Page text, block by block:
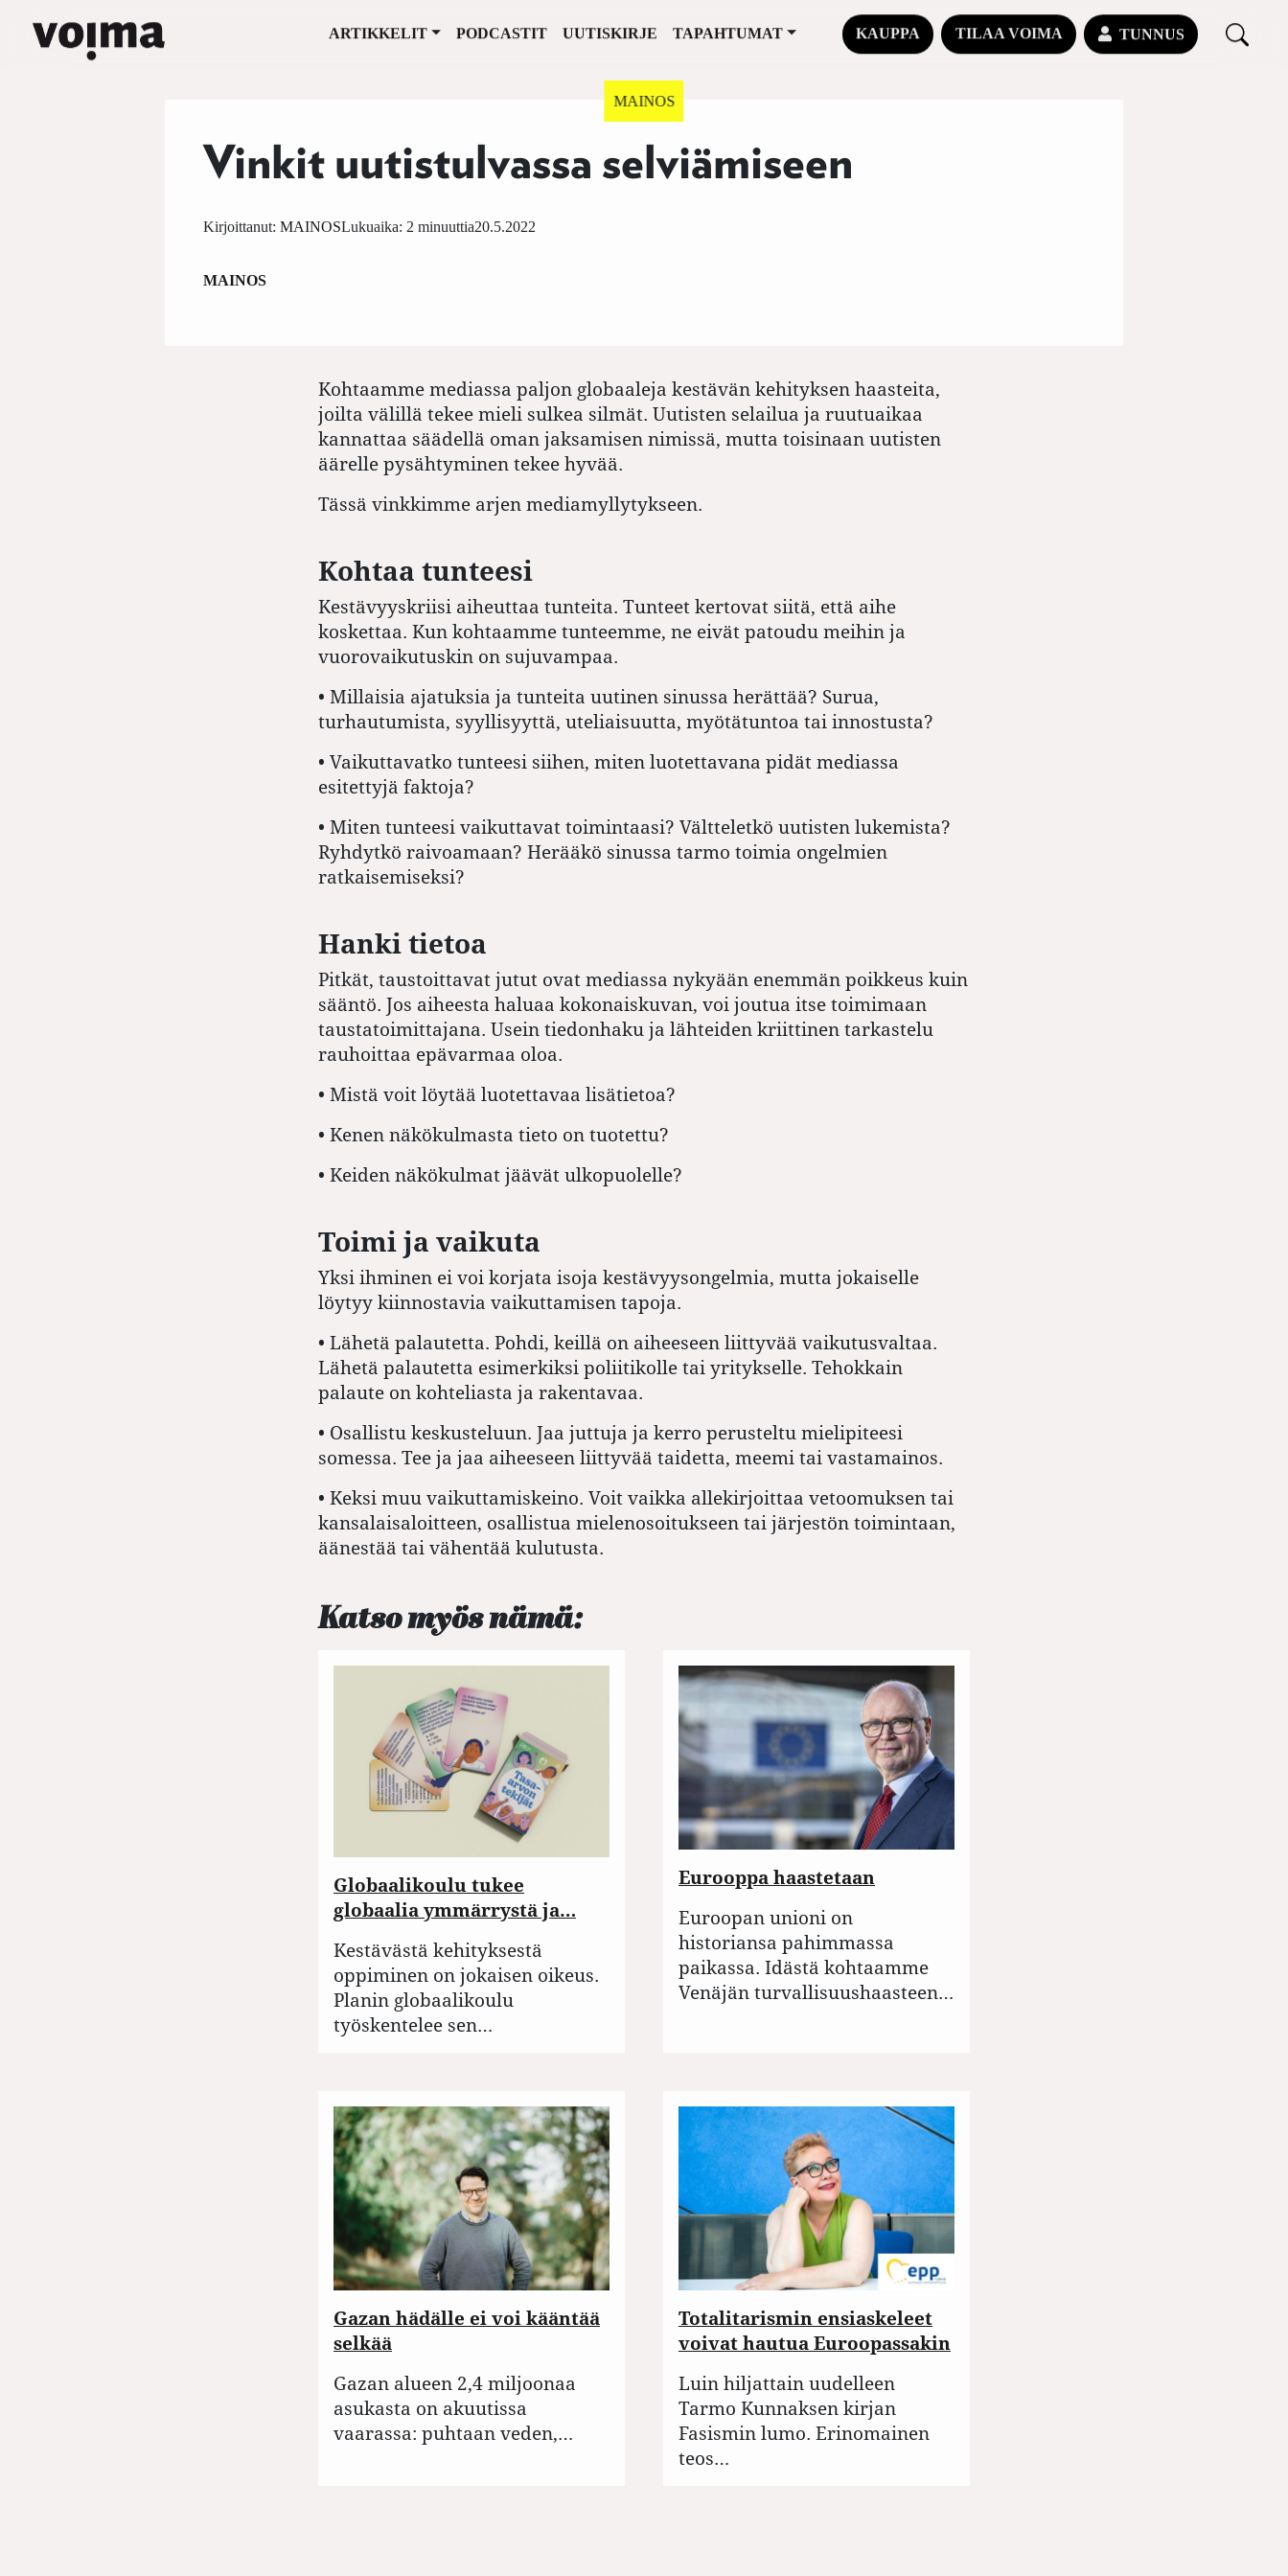
Siirry sisältöön
Päävalikko
ARTIKKELIT PODCASTIT UUTISKIRJE TAPAHTUMAT KAUPPA TILAA VOIMA TUNNUS
Vinkit uutistulvassa selviämiseen
20.5.2022
Kirjoittanut: MAINOSLukuaika: 2 minuuttia
MAINOS
Kohtaamme medias­sa paljon globaaleja kestävän kehityksen haasteita,
joilta välillä tekee mieli sulkea silmät. Uutisten selailua ja ruutuaikaa
kannattaa säädellä oman jaksamisen nimissä, mutta toisinaan uutisten
äärelle pysähtyminen tekee hyvää.
Tässä vinkkimme arjen mediamyllytykseen.
Kohtaa tunteesi
Kestävyyskriisi aiheuttaa tunteita. Tunteet kertovat siitä, että aihe
koskettaa. Kun kohtaamme tunteemme, ne eivät patoudu meihin ja
vuorovaikutuskin on sujuvampaa.
• Millaisia ajatuksia ja tunteita uutinen sinussa herättää? Surua,
turhautumista, syyllisyyttä, uteliaisuutta, myötätuntoa tai innostusta?
• Vaikuttavatko tunteesi siihen, miten luotettavana pidät mediassa
esitettyjä faktoja?
• Miten tunteesi vaikuttavat toimintaasi? Vältteletkö uutisten lukemista?
Ryhdytkö raivoamaan? Herääkö sinussa tarmo toimia ongelmien
ratkaisemiseksi?
Hanki tietoa
Pitkät, taustoittavat jutut ovat mediassa nykyään enemmän poikkeus kuin
sääntö. Jos aiheesta haluaa kokonaiskuvan, voi joutua itse toimimaan
taustatoimittajana. Usein tiedonhaku ja lähteiden kriittinen tarkastelu
rauhoittaa epävarmaa oloa.
• Mistä voit löytää luotettavaa lisätietoa?
• Kenen näkökulmasta tieto on tuotettu?
• Keiden näkökulmat jäävät ulkopuolelle?
Toimi ja vaikuta
Yksi ihminen ei voi korjata isoja kestävyysongelmia, mutta jokaiselle
löytyy kiinnostavia vaikuttamisen tapoja.
• Lähetä palautetta. Pohdi, keillä on aiheeseen liittyvää vaikutusvaltaa.
Lähetä palautetta esi­merkiksi poliitikolle tai yritykselle. Tehokkain
palaute on kohteliasta ja rakentavaa.
• Osallistu keskusteluun. Jaa juttuja ja kerro perusteltu mielipiteesi
somessa. Tee ja jaa aiheeseen liittyvää taidetta, meemi tai vastamainos.
• Keksi muu vaikuttamiskeino. Voit vaikka alle­kirjoittaa vetoomuksen tai
kansalaisaloitteen, osallistua mielenosoitukseen tai järjestön toimintaan,
äänestää tai vähentää kulutusta.
Katso myös nämä:
Globaalikoulu tukee
globaalia ymmärrystä ja…
Kestävästä kehityksestä
oppiminen on jokaisen oikeus.
Planin globaalikoulu
työskentelee sen…
Eurooppa haastetaan
Euroopan unioni on
historiansa pahimmassa
paikassa. Idästä kohtaamme
Venäjän turvallisuushaasteen…
Gazan hädälle ei voi kääntää
selkää
Gazan alueen 2,4 miljoonaa
asukasta on akuutissa
vaarassa: puhtaan veden,…
Totalitarismin ensiaskeleet
voivat hautua Euroopassakin
Luin hiljattain uudelleen
Tarmo Kunnaksen kirjan
Fasismin lumo. Erinomainen
teos…